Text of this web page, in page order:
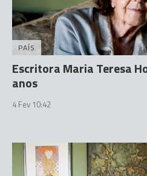
PAÍS
Escritora Maria Teresa
anos
4 Fev 10:42